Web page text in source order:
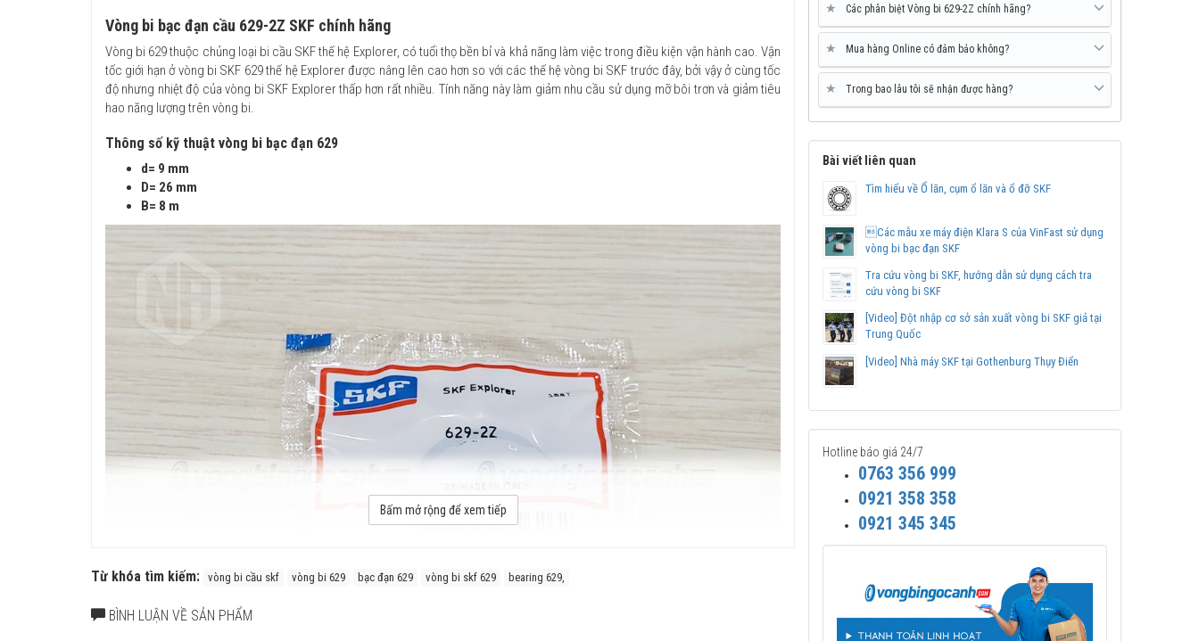
Vòng bi bạc đạn cầu 629-2Z SKF chính hãng
Vòng bi 629 thuộc chủng loại bi cầu SKF thế hệ Explorer, có tuổi thọ bền bỉ và khả năng làm việc trong điều kiện vận hành cao. Vận
tốc giới hạn ở vòng bi SKF 629 thế hệ Explorer được nâng lên cao hơn so với các thế hệ vòng bi SKF trước đây, bởi vậy ở cùng tốc
độ nhưng nhiệt độ của vòng bi SKF Explorer thấp hơn rất nhiều. Tính năng này làm giảm nhu cầu sử dụng mỡ bôi trơn và giảm tiêu
hao năng lượng trên vòng bi.
Thông số kỹ thuật vòng bi bạc đạn 629
d= 9 mm
D= 26 mm
B= 8 m
Bấm mở rộng để xem tiếp
Từ khóa tìm kiếm: vòng bi cầu skf vòng bi 629 bạc đạn 629 vòng bi skf 629 bearing 629,
BÌNH LUẬN VỀ SẢN PHẨM
★ Các phân biệt Vòng bi 629-2Z chính hãng?
★ Mua hàng Online có đảm bảo không?
★ Trong bao lâu tôi sẽ nhận được hàng?
Bài viết liên quan
Tìm hiểu về Ổ lăn, cụm ổ lăn và ổ đỡ SKF
Các mẫu xe máy điện Klara S của VinFast sử dụng
vòng bi bạc đạn SKF
Tra cứu vòng bi SKF, hướng dẫn sử dụng cách tra
cứu vòng bi SKF
[Video] Đột nhập cơ sở sản xuất vòng bi SKF giả tại
Trung Quốc
[Video] Nhà máy SKF tại Gothenburg Thụy Điển
Hotline báo giá 24/7
0763 356 999
0921 358 358
0921 345 345